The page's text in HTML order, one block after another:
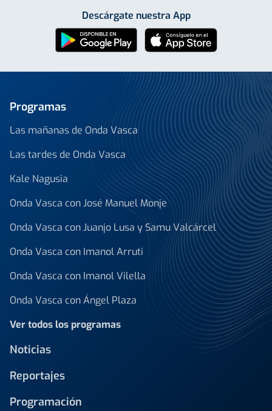
Descárgate nuestra App
Programas
Las mañanas de Onda Vasca
Las tardes de Onda Vasca
Kale Nagusia
Onda Vasca con José Manuel Monje
Onda Vasca con Juanjo Lusa y Samu Valcárcel
Onda Vasca con Imanol Arruti
Onda Vasca con Imanol Vilella
Onda Vasca con Ángel Plaza
Ver todos los programas
Noticias
Reportajes
Programación